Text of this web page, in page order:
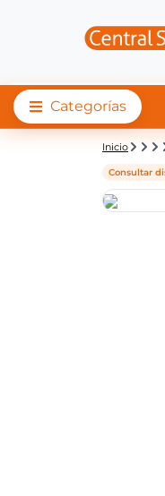
Categorías
Detalle
Inicio
Consultar